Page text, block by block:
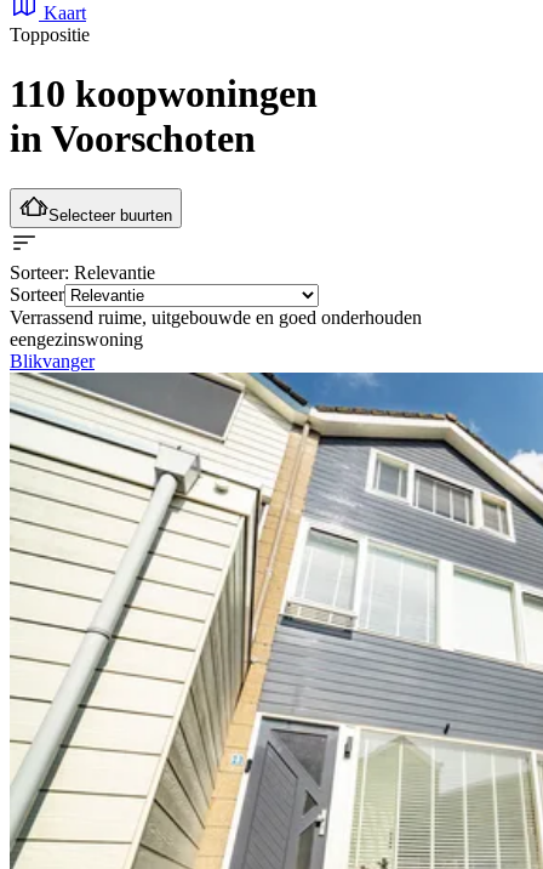
Kaart
Toppositie
110 koopwoningen
in Voorschoten
Selecteer buurten
Sorteer: Relevantie
Sorteer
Verrassend ruime, uitgebouwde en goed onderhouden
eengezinswoning
Blikvanger